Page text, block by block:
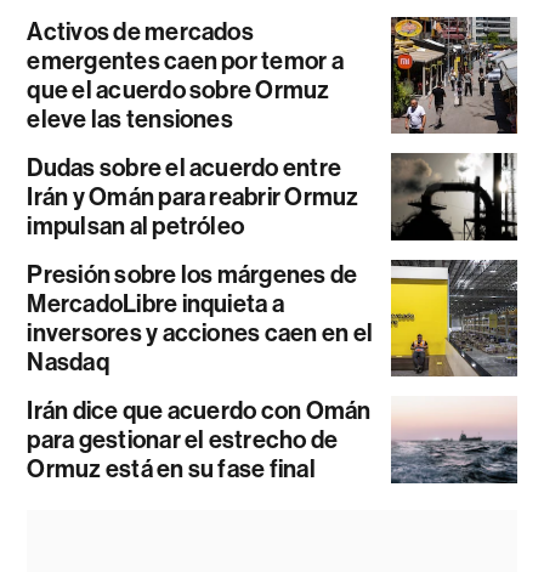
Activos de mercados
emergentes caen por temor a
que el acuerdo sobre Ormuz
eleve las tensiones
Dudas sobre el acuerdo entre
Irán y Omán para reabrir Ormuz
impulsan al petróleo
Presión sobre los márgenes de
MercadoLibre inquieta a
inversores y acciones caen en el
Nasdaq
Irán dice que acuerdo con Omán
para gestionar el estrecho de
Ormuz está en su fase final